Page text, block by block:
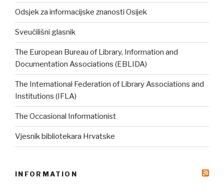
Odsjek za informacijske znanosti Osijek
Sveučilišni glasnik
The European Bureau of Library, Information and
Documentation Associations (EBLIDA)
The International Federation of Library Associations and
Institutions (IFLA)
The Occasional Informationist
Vjesnik bibliotekara Hrvatske
INFORMATION